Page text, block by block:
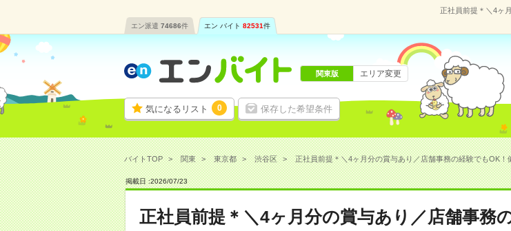
正社員前提＊＼4ヶ
エン派遣 74686件 エン バイト 82531件
気になるリスト 0 保存した希望条件
関東版 エリア変更
バイトTOP 関東 東京都 渋谷区 正社員前提＊＼4ヶ月分の賞与あり／店舗事務の経験でもOK！
掲載日 :2026/07/23
正社員前提＊＼4ヶ月分の賞与あり／店舗事務